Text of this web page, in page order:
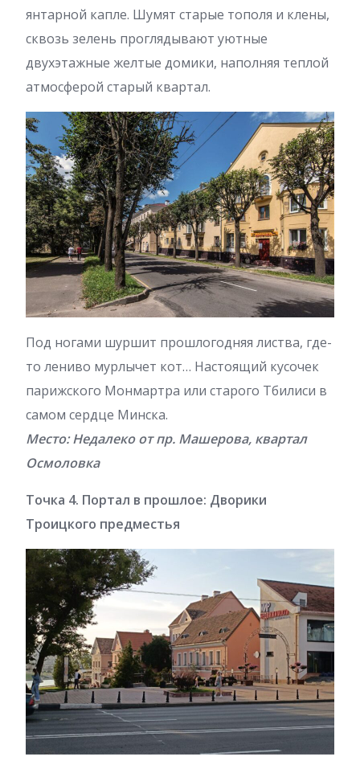
янтарной капле. Шумят старые тополя и клены,
сквозь зелень проглядывают уютные
двухэтажные желтые домики, наполняя теплой
атмосферой старый квартал.
Под ногами шуршит прошлогодняя листва, где-
то лениво мурлычет кот… Настоящий кусочек
парижского Монмартра или старого Тбилиси в
самом сердце Минска.
Место: Недалеко от пр. Машерова, квартал
Осмоловка
Точка 4. Портал в прошлое: Дворики
Троицкого предместья